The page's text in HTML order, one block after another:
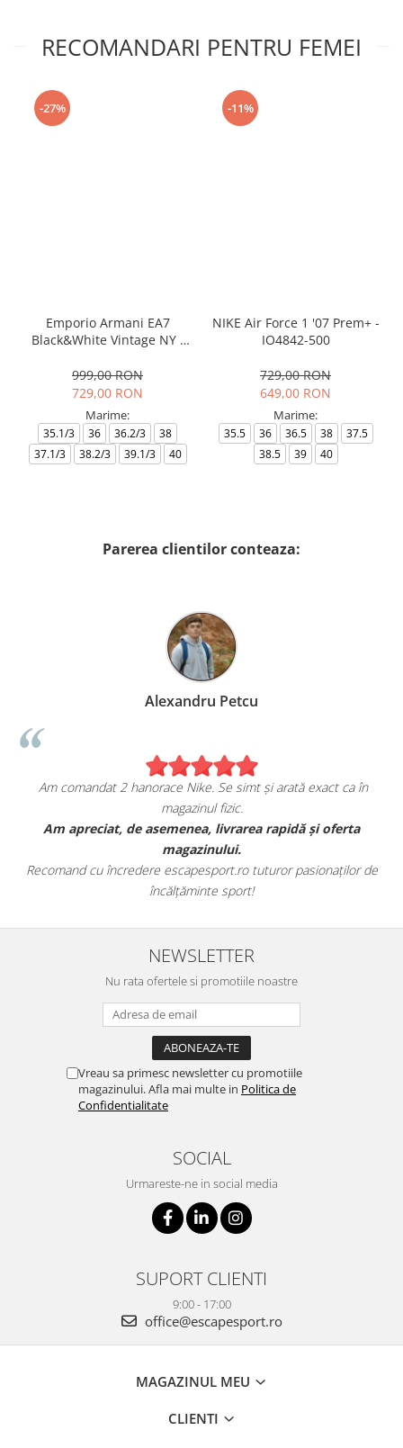
RECOMANDARI PENTRU FEMEI
-27%
Emporio Armani EA7
Black&White Vintage NY -
999,00 RON
729,00 RON
Marime:
35.1/3 36 36.2/3
38
37.1/3
38.2/3 39.1/3 40
-11%
NIKE Air Force 1 '07 Prem+ -
IO4842-500
729,00 RON
649,00 RON
Marime:
35.5 36 36.5 38
37.5
38.5
39 40
Parerea clientilor conteaza:
Alexandru Petcu
Am comandat 2 hanorace Nike. Se simt și arată exact ca în
magazinul fizic.
Am apreciat, de asemenea, livrarea rapidă și oferta
magazinului.
Recomand cu încredere escapesport.ro tuturor pasionaților de
încălțăminte sport!
NEWSLETTER
Nu rata ofertele si promotiile noastre
Vreau sa primesc newsletter cu promotiile
magazinului. Afla mai multe in Politica de
Confidentialitate
SOCIAL
Urmareste-ne in social media
SUPORT CLIENTI
9:00 - 17:00
office@escapesport.ro
MAGAZINUL MEU
CLIENTI